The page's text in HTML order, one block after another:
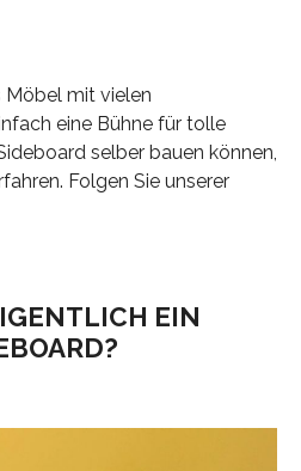
Möbel mit vielen
eine Bühne für tolle
selber bauen können,
Folgen Sie unserer
EIN